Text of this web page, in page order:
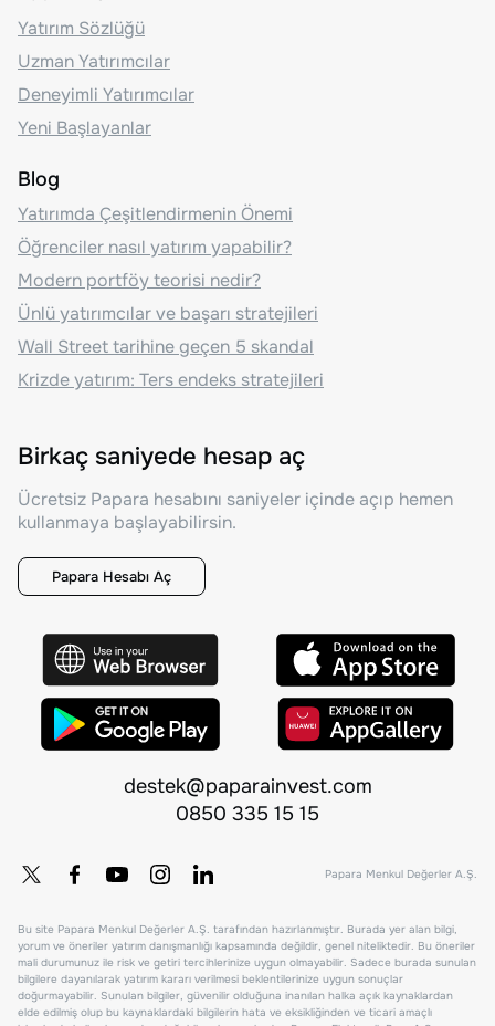
Yatırım Sözlüğü
Uzman Yatırımcılar
Deneyimli Yatırımcılar
Yeni Başlayanlar
Blog
Yatırımda Çeşitlendirmenin Önemi
Öğrenciler nasıl yatırım yapabilir?
Modern portföy teorisi nedir?
Ünlü yatırımcılar ve başarı stratejileri
Wall Street tarihine geçen 5 skandal
Krizde yatırım: Ters endeks stratejileri
Birkaç saniyede hesap aç
Ücretsiz Papara hesabını saniyeler içinde açıp hemen
kullanmaya başlayabilirsin.
Papara Hesabı Aç
destek@paparainvest.com
0850 335 15 15
Papara Menkul Değerler A.Ş.
Bu site Papara Menkul Değerler A.Ş. tarafından hazırlanmıştır. Burada yer alan bilgi,
yorum ve öneriler yatırım danışmanlığı kapsamında değildir, genel niteliktedir. Bu öneriler
mali durumunuz ile risk ve getiri tercihlerinize uygun olmayabilir. Sadece burada sunulan
bilgilere dayanılarak yatırım kararı verilmesi beklentilerinize uygun sonuçlar
doğurmayabilir. Sunulan bilgiler, güvenilir olduğuna inanılan halka açık kaynaklardan
elde edilmiş olup bu kaynaklardaki bilgilerin hata ve eksikliğinden ve ticari amaçlı